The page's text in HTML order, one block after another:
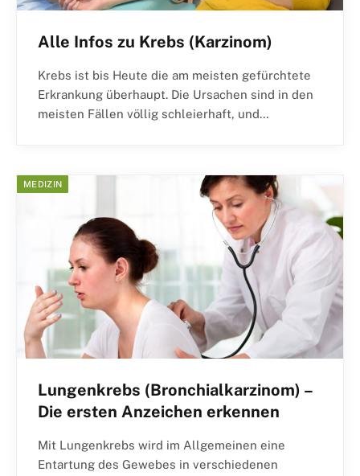
Alle Infos zu Krebs (Karzinom)
Krebs ist bis Heute die am meisten gefürchtete
Erkrankung überhaupt. Die Ursachen sind in den
meisten Fällen völlig schleierhaft, und…
MEDIZIN
Lungenkrebs (Bronchialkarzinom) –
Die ersten Anzeichen erkennen
Mit Lungenkrebs wird im Allgemeinen eine
Entartung des Gewebes in verschiedenen